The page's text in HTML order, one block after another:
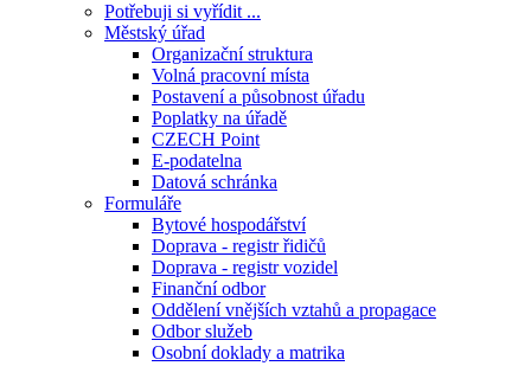
Potřebuji si vyřídit ...
Městský úřad
Organizační struktura
Volná pracovní místa
Postavení a působnost úřadu
Poplatky na úřadě
CZECH Point
E-podatelna
Datová schránka
Formuláře
Bytové hospodářství
Doprava - registr řidičů
Doprava - registr vozidel
Finanční odbor
Oddělení vnějších vztahů a propagace
Odbor služeb
Osobní doklady a matrika